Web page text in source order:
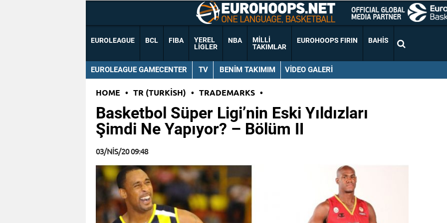
EUROLEAGUE BCL FIBA
YEREL
LIGLER
NBA
MILLI
TAKIMLAR
EUROHOOPS FIRIN BAHIS
EUROLEAGUE GAMECENTER TV BENIM TAKIMIM VIDEO GALERI
HOME • TR (TURKISH) • TRADEMARKS •
Basketbol Süper Ligi’nin Eski Yıldızları
Şimdi Ne Yapıyor? – Bölüm II
03/NIS/20 09:48